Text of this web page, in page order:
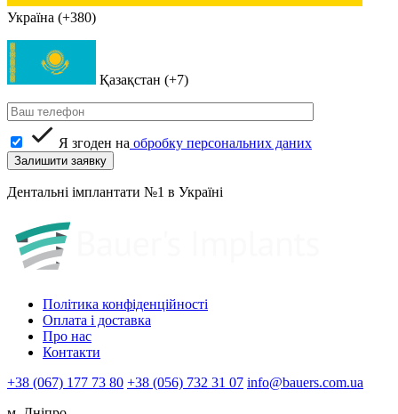
Україна (+380)
Қазақстан (+7)
Я згоден на обробку персональних даних
Дентальні імплантати №1 в Україні
Політика конфіденційності
Оплата і доставка
Про нас
Контакти
+38 (067) 177 73 80 +38 (056) 732 31 07 info@bauers.com.ua